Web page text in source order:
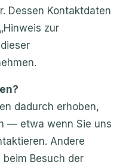
Dessen Kontaktdaten
zur
dadurch erhoben,
— etwa wenn Sie uns
Andere
Besuch der